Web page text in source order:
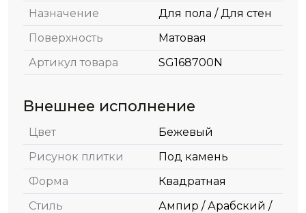
Назначение
Для пола / Для стен
Поверхность
Матовая
Артикул товара
SG168700N
Внешнее исполнение
Цвет
Бежевый
Рисунок плитки
Под камень
Форма
Квадратная
Стиль
Ампир / Арабский /